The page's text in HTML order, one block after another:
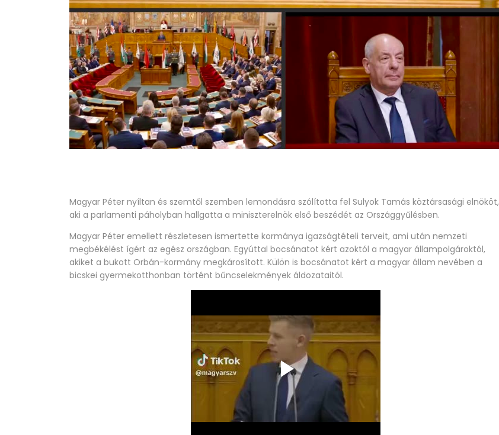
Magyar Péter nyíltan és szemtől szemben lemondásra szólította fel Sulyok Tamás köztársasági elnököt,
aki a parlamenti páholyban hallgatta a miniszterelnök első beszédét az Országgyűlésben.
Magyar Péter emellett részletesen ismertette kormánya igazságtételi terveit, ami után nemzeti
megbékélést ígért az egész országban. Egyúttal bocsánatot kért azoktól a magyar állampolgároktól,
akiket a bukott Orbán-kormány megkárosított. Külön is bocsánatot kért a magyar állam nevében a
bicskei gyermekotthonban történt bűncselekmények áldozataitól.